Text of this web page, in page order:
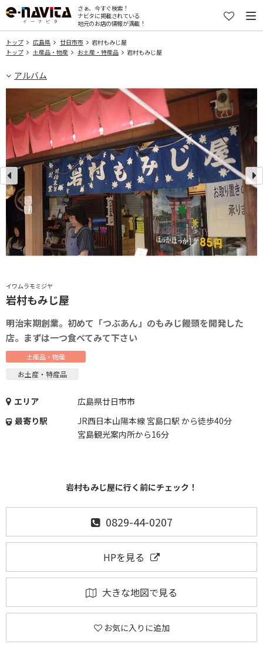
さぁ、今すぐ検索！
ナビタに掲載されている
地元のお店の情報が満載！
トップ 広島県 廿日市市
岩村もみじ屋
トップ
土産品・物産 お土産・特産品 岩村もみじ屋
アルバム
イワムラモミジヤ
岩村もみじ屋
明治末期創業。初めて「つぶあん」のもみじ饅頭を開発した
店。まずは一つ食べてみて下さい
土産品・物産
お土産・特産品
エリア
広島県廿日市市
最寄り駅
JR西日本山陽本線 宮島口駅 から徒歩40分
宮島観光案内所から16分
岩村もみじ屋に行く前にチェック！
0829-44-0207
HPを見る
大きな地図で見る
お気に入りに追加